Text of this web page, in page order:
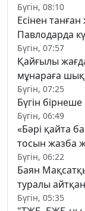
Бүгін, 08:10
Есінен танған
Павлодарда
Бүгін, 07:57
Қайғылы
мұнараға
Бүгін, 07:25
Бүгін
Бүгін, 06:49
«Бәрі қайта
тосын жазба
Бүгін, 06:22
Баян
туралы айтқан
Бүгін, 05:35